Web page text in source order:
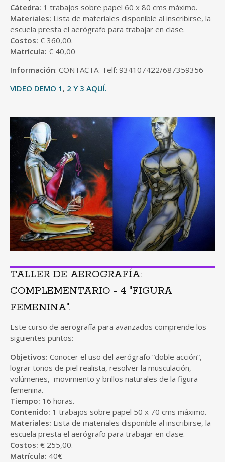
Cátedra: 1 trabajos sobre papel 60 x 80 cms máximo.
Materiales: Lista de materiales disponible al inscribirse, la
escuela presta el aerógrafo para trabajar en clase.
Costos: € 360,00.
Matrícula: € 40,00
Información: CONTACTA. Telf: 934107422/687359356
VIDEO DEMO 1 , 2 Y 3 AQUÍ.
TALLER DE AEROGRAFÍA:
COMPLEMENTARIO - 4 "FIGURA
FEMENINA".
Este curso de aerografía para avanzados comprende los
siguientes puntos:
Objetivos: Conocer el uso del aerógrafo “doble acción”,
lograr tonos de piel realista, resolver la musculación,
volúmenes, movimiento y brillos naturales de la figura
femenina.
Tiempo: 16 horas.
Contenido: 1 trabajos sobre papel 50 x 70 cms máximo.
Materiales: Lista de materiales disponible al inscribirse, la
escuela presta el aerógrafo para trabajar en clase.
Costos: € 255,00.
Matrícula: 40€